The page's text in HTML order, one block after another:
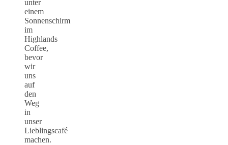
unter
einem
Sonnenschirm
im
Highlands
Coffee,
bevor
wir
uns
auf
den
Weg
in
unser
Lieblingscafé
machen.